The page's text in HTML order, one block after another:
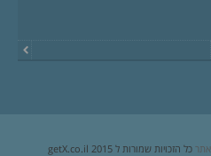
כל הזכויות שמורות ל getX.co.il 2015